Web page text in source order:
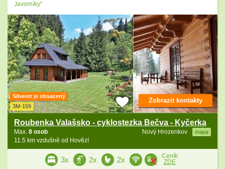
Javorníky“
Silvestr je obsazený
3M-159
Roubenka Valašsko - cyklostezka Bečva - Kyčerka
Nový Hrozenkov mapa
Max. 8 osob
11.5 km vzdušně od Hovězí
Zobrazit kontakty
3x 2x 2x
Ceník
ZDE